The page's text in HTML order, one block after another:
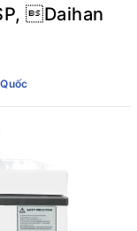
Daihan